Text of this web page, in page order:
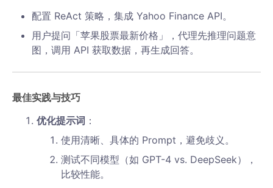
配置 ReAct 策略，集成 Yahoo Finance API。
用户提问「苹果股票最新价格」，代理先推理问题意
图，调用 API 获取数据，再生成回答。
最佳实践与技巧
优化提示词 ：
使用清晰、具体的 Prompt，避免歧义。
测试不同模型（如 GPT-4 vs. DeepSeek），
比较性能。